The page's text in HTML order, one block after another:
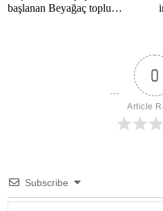
başlanan Beyağaç toplu
0
Article
Subscribe